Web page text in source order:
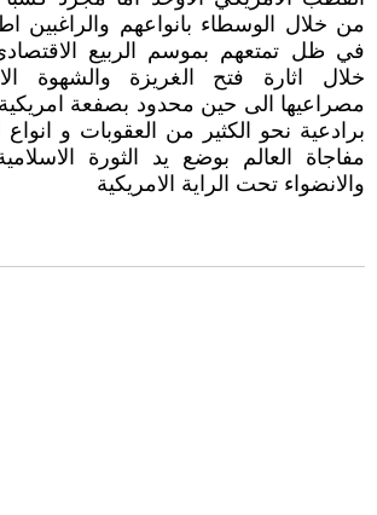
من خلال الوسطاء بانواعهم والراغبين
في ظل تمتعهم بموسم الربيع
خلال اثارة فتح الغريزة والشهوة
مصراعيها الى حين محدود بصفعة امريكية
برادعية نحو الكثير من العقوبات و
مفاجاة العالم بوضع يد الثورة
والانضواء تحت الراية الامريكية